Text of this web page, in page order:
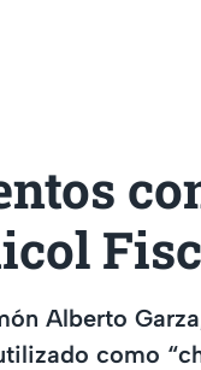
Alberto
como